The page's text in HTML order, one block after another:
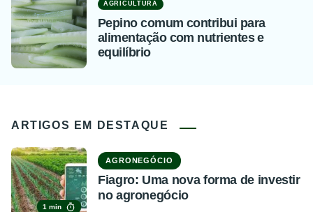
AGRICULTURA
Pepino comum contribui para
alimentação com nutrientes e
equilíbrio
ARTIGOS EM DESTAQUE
1 min
AGRONEGÓCIO
Fiagro: Uma nova forma de investir
no agronegócio